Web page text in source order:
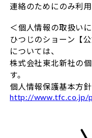
連絡のためにのみ利
＜個人情報の取扱い
ひつじのショーン【
については、
株式会社東北新社の
す。
個人情報保護基本方
http://www.tfc.co.jp/